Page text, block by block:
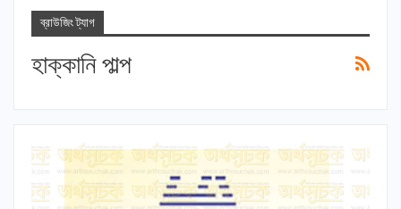
ব্রাউজিং ট্যাগ
হাক্কানি পাল্প